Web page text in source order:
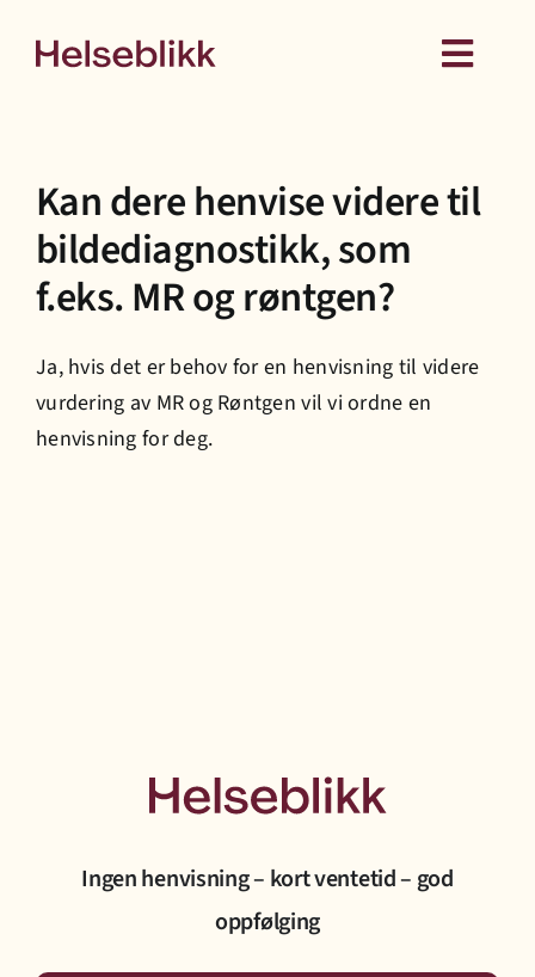
Kurs
Medlemskap
Hud
Helseattester
Kan dere henvise videre til
bildediagnostikk, som
f.eks. MR og røntgen?
Ja, hvis det er behov for en henvisning til videre
vurdering av MR og Røntgen vil vi ordne en
henvisning for deg.
Ingen henvisning – kort ventetid – god
oppfølging